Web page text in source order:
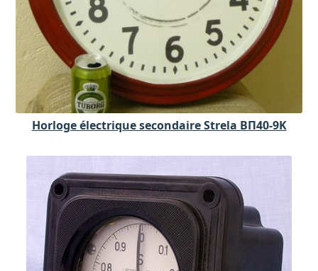
Horloge électrique secondaire Strela BП40-9K